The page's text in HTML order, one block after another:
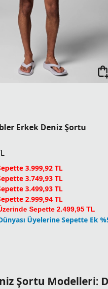
Erkek Deniz Şortu
3.999,92 TL
3.749,93 TL
3.499,93 TL
2.999,94 TL
Sepette 2.499,95 TL
Üyelerine Sepette Ek
Şortu Modelleri: